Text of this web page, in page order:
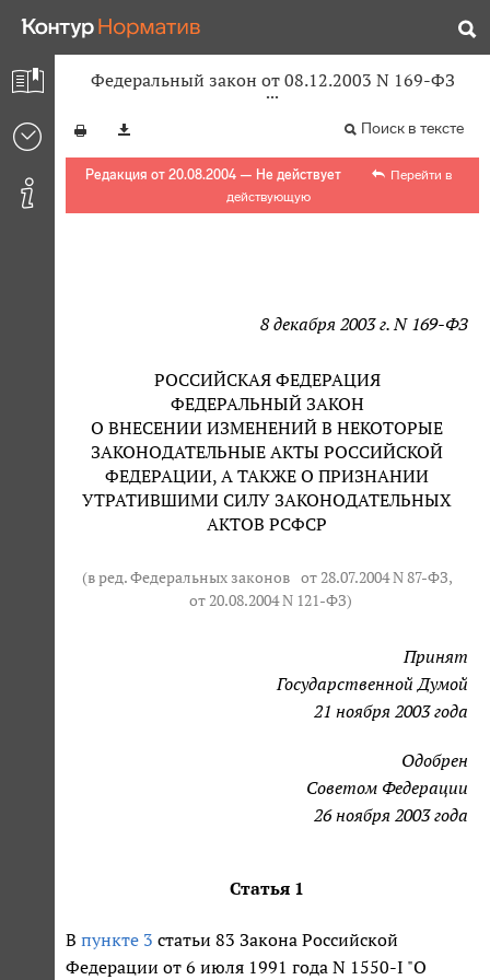
Федеральный закон от 08.12.2003 N 169-ФЗ
Поиск в тексте
Редакция от 20.08.2004 — Не действует
Перейти в
действующую
8 декабря 2003 г. N 169-ФЗ
РОССИЙСКАЯ ФЕДЕРАЦИЯ
ФЕДЕРАЛЬНЫЙ ЗАКОН
О ВНЕСЕНИИ ИЗМЕНЕНИЙ В НЕКОТОРЫЕ
ЗАКОНОДАТЕЛЬНЫЕ АКТЫ РОССИЙСКОЙ
ФЕДЕРАЦИИ, А ТАКЖЕ О ПРИЗНАНИИ
УТРАТИВШИМИ СИЛУ ЗАКОНОДАТЕЛЬНЫХ
АКТОВ РСФСР
(в ред. Федеральных законов от 28.07.2004 N 87-ФЗ,
от 20.08.2004 N 121-ФЗ)
Принят
Государственной Думой
21 ноября 2003 года
Одобрен
Советом Федерации
26 ноября 2003 года
Статья 1
В пункте 3 статьи 83 Закона Российской
Федерации от 6 июля 1991 года N 1550-I "О